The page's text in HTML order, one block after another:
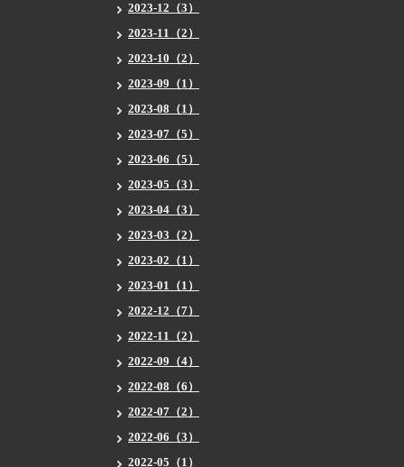
2023-12（3）
2023-11（2）
2023-10（2）
2023-09（1）
2023-08（1）
2023-07（5）
2023-06（5）
2023-05（3）
2023-04（3）
2023-03（2）
2023-02（1）
2023-01（1）
2022-12（7）
2022-11（2）
2022-09（4）
2022-08（6）
2022-07（2）
2022-06（3）
2022-05（1）